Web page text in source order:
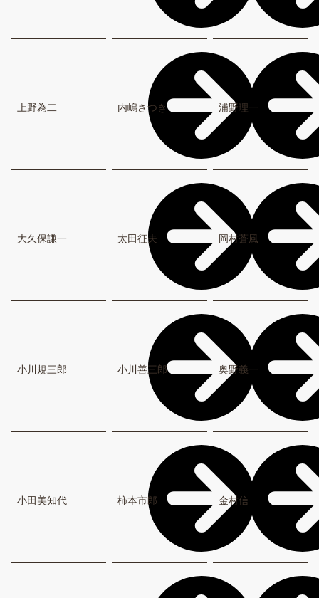
上野為二 内嶋さつき 浦野理一
大久保謙一 太田征夫 岡村蒼風
小川規三郎 小川善三郎 奥野義一
小田美知代 柿本市郎 金村信